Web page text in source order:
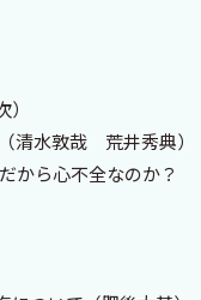
のメディカルスタッ
療養指導士の皆様に
新のトピックス，基
国の経験豊富な栄養
名で作り上げまし
清水敦哉 荒井秀典）
から心不全なのか？